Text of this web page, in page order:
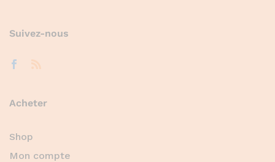
Suivez-nous
Acheter
Shop
Mon compte